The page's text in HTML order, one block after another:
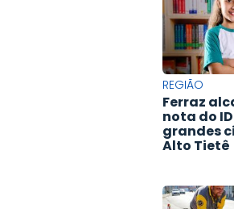
REGIÃO
Ferraz
nota do
grandes
Alto Tietê